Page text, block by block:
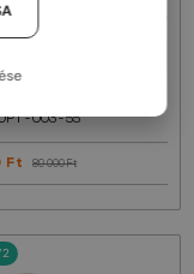
LENCSÉVEL PLUSZ
- 003 - 55
Ft 89 000 Ft